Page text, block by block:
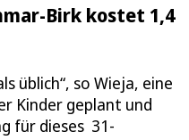
Birk kostet 1,4
üblich“, so Wieja, eine
Kinder geplant und
für dieses 31-